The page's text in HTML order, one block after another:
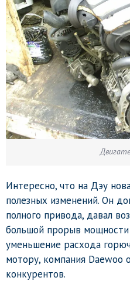
Интересно, что на Дэу
полезных изменений. Он
полного привода, давал
большой прорыв
уменьшение расхода
мотору, компания Daewoo
конкурентов.